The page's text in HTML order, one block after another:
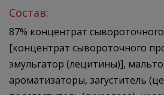
Состав:
87% концентрат
[концентрат сывороточного
эмульгатор (лецитины)],
ароматизаторы, загуститель